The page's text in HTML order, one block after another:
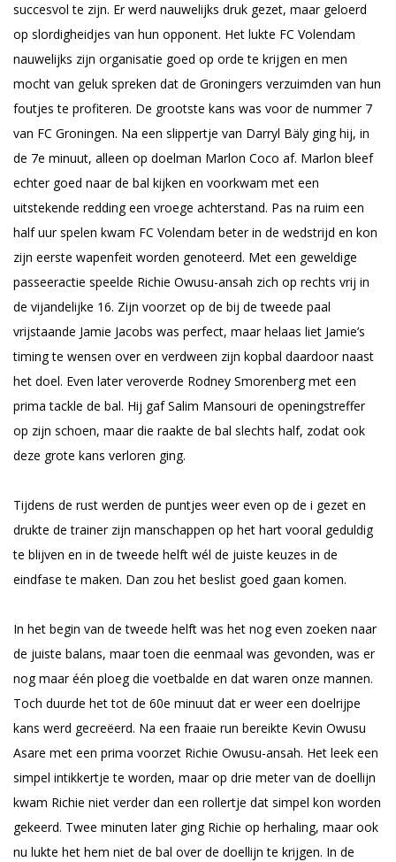
succesvol te zijn. Er werd nauwelijks druk gezet, maar geloerd
op slordigheidjes van hun opponent. Het lukte FC Volendam
nauwelijks zijn organisatie goed op orde te krijgen en men
mocht van geluk spreken dat de Groningers verzuimden van hun
foutjes te profiteren. De grootste kans was voor de nummer 7
van FC Groningen. Na een slippertje van Darryl Bäly ging hij, in
de 7e minuut, alleen op doelman Marlon Coco af. Marlon bleef
echter goed naar de bal kijken en voorkwam met een
uitstekende redding een vroege achterstand. Pas na ruim een
half uur spelen kwam FC Volendam beter in de wedstrijd en kon
zijn eerste wapenfeit worden genoteerd. Met een geweldige
passeeractie speelde Richie Owusu-ansah zich op rechts vrij in
de vijandelijke 16. Zijn voorzet op de bij de tweede paal
vrijstaande Jamie Jacobs was perfect, maar helaas liet Jamie’s
timing te wensen over en verdween zijn kopbal daardoor naast
het doel. Even later veroverde Rodney Smorenberg met een
prima tackle de bal. Hij gaf Salim Mansouri de openingstreffer
op zijn schoen, maar die raakte de bal slechts half, zodat ook
deze grote kans verloren ging.
Tijdens de rust werden de puntjes weer even op de i gezet en
drukte de trainer zijn manschappen op het hart vooral geduldig
te blijven en in de tweede helft wél de juiste keuzes in de
eindfase te maken. Dan zou het beslist goed gaan komen.
In het begin van de tweede helft was het nog even zoeken naar
de juiste balans, maar toen die eenmaal was gevonden, was er
nog maar één ploeg die voetbalde en dat waren onze mannen.
Toch duurde het tot de 60e minuut dat er weer een doelrijpe
kans werd gecreëerd. Na een fraaie run bereikte Kevin Owusu
Asare met een prima voorzet Richie Owusu-ansah. Het leek een
simpel intikkertje te worden, maar op drie meter van de doellijn
kwam Richie niet verder dan een rollertje dat simpel kon worden
gekeerd. Twee minuten later ging Richie op herhaling, maar ook
nu lukte het hem niet de bal over de doellijn te krijgen. In de